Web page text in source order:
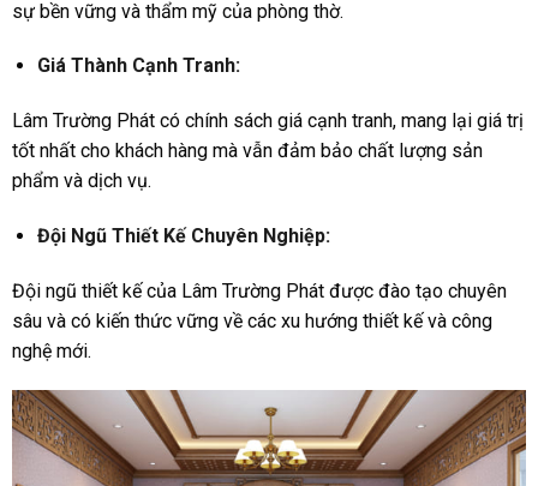
sự bền vững và thẩm mỹ của phòng thờ.
Giá Thành Cạnh Tranh:
Lâm Trường Phát có chính sách giá cạnh tranh, mang lại giá trị
tốt nhất cho khách hàng mà vẫn đảm bảo chất lượng sản
phẩm và dịch vụ.
Đội Ngũ Thiết Kế Chuyên Nghiệp:
Đội ngũ thiết kế của Lâm Trường Phát được đào tạo chuyên
sâu và có kiến thức vững về các xu hướng thiết kế và công
nghệ mới.